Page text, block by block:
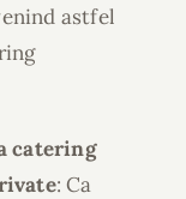
astfel
catering
: Ca